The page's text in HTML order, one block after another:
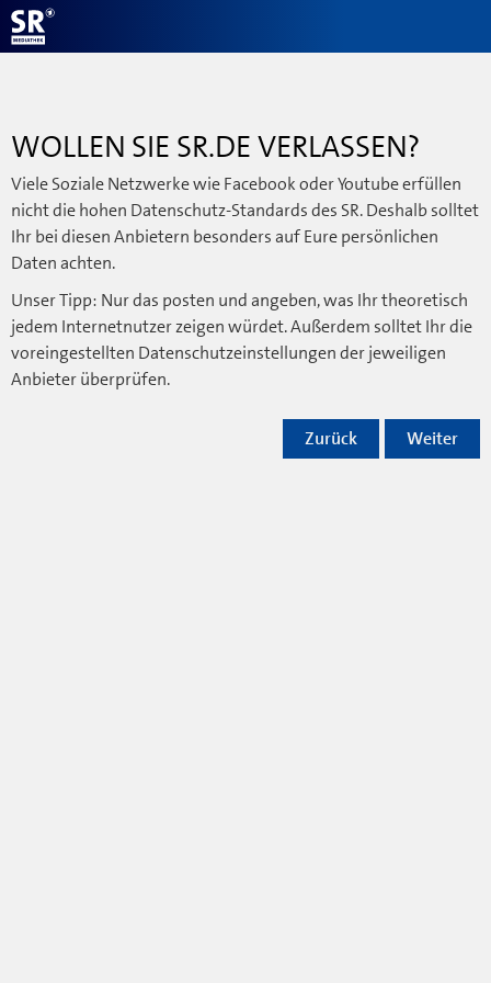
WOLLEN SIE SR.DE VERLASSEN?
Viele Soziale Netzwerke wie Facebook oder Youtube erfüllen
nicht die hohen Datenschutz-Standards des SR. Deshalb solltet
Ihr bei diesen Anbietern besonders auf Eure persönlichen
Daten achten.
Unser Tipp: Nur das posten und angeben, was Ihr theoretisch
jedem Internetnutzer zeigen würdet. Außerdem solltet Ihr die
voreingestellten Datenschutzeinstellungen der jeweiligen
Anbieter überprüfen.
Weiter
Zurück